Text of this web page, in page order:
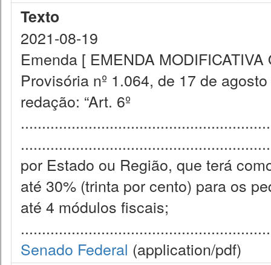
Texto
2021-08-19
Emenda [ EMENDA
Provisória nº 1.064, de 17 de
redação: “Art. 6º
por Estado ou Região, que terá
até 30% (trinta por cento) para os
até 4 módulos fiscais;
Senado Federal (application/pdf)